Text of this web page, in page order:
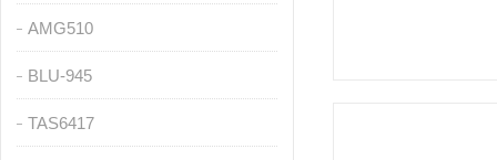
AMG510
BLU-945
TAS6417